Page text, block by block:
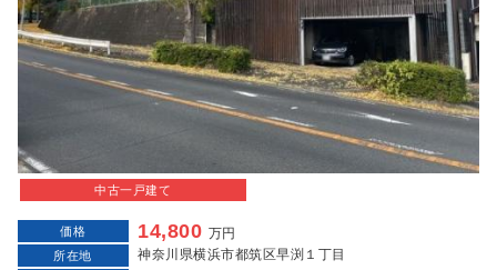
中古一戸建て
価格 14,800 万円
所在地 神奈川県横浜市都筑区早渕１丁目